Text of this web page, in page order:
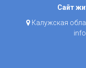
Сайт
Калужская